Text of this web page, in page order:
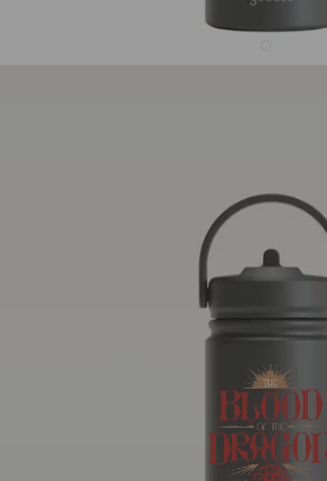
3x de R$43,30 sem juros
Leve sua bebida para todo lugar —
❄️Até 24h gelada e
350ml - Tampa com canudo
350ml - Tampa sem canudo 350ml -